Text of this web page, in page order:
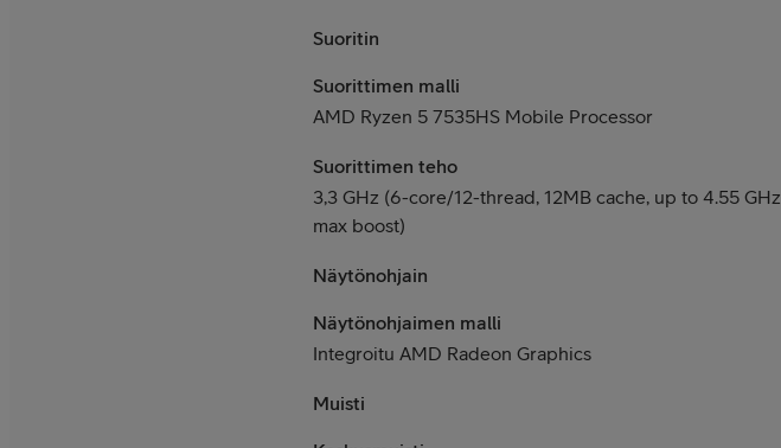
Suoritin
Suorittimen malli
AMD Ryzen 5 7535HS Mobile Processor
Suorittimen teho
3,3 GHz (6-core/12-thread, 12MB cache, up to 4.55 GHz
max boost)
Näytönohjain
Näytönohjaimen malli
Integroitu AMD Radeon Graphics
Muisti